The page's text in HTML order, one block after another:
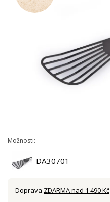
Možnosti:
DA30701
Doprava ZDARMA nad 1 490 Kč